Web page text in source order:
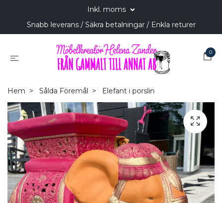
Inkl. moms
Snabb leverans / Säkra betalningar / Enkla returer
0
Hem Sålda Föremål Elefant i porslin